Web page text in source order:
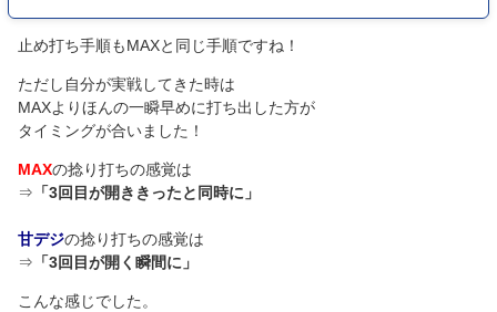
止め打ち手順もMAXと同じ手順ですね！
ただし自分が実戦してきた時は
MAXよりほんの一瞬早めに打ち出した方が
タイミングが合いました！
MAXの捻り打ちの感覚は
⇒ 「3回目が開ききったと同時に」
甘デジの捻り打ちの感覚は
⇒ 「3回目が開く瞬間に」
こんな感じでした。